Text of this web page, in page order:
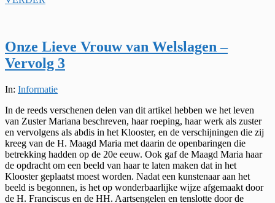
Onze Lieve Vrouw van Welslagen –
Vervolg 3
2025-
28
In: Informatie
In de reeds verschenen delen van dit artikel hebben we het leven
van Zuster Mariana beschreven, haar roeping, haar werk als zuster
en vervolgens als abdis in het Klooster, en de verschijningen die zij
kreeg van de H. Maagd Maria met daarin de openbaringen die
betrekking hadden op de 20e eeuw. Ook gaf de Maagd Maria haar
de opdracht om een beeld van haar te laten maken dat in het
Klooster geplaatst moest worden. Nadat een kunstenaar aan het
beeld is begonnen, is het op wonderbaarlijke wijze afgemaakt door
de H. Franciscus en de HH. Aartsengelen en tenslotte door de